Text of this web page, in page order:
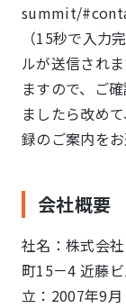
summit/
（15秒で入力
ルが送信され
ますので、ご
ましたら改め
録のご案内をお
会社概要
社名：株式会
町15－4 近藤
⽴：2007年9